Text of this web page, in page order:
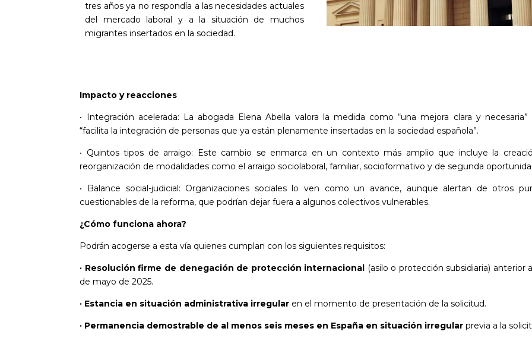
tres años ya no respondía a las necesidades actuales
del mercado laboral y a la situación de muchos
migrantes insertados en la sociedad.
Impacto y reacciones
• Integración acelerada: La abogada Elena Abella valora la medida como “una mejora clara y necesaria”
“facilita la integración de personas que ya están plenamente insertadas en la sociedad española”.
• Quintos tipos de arraigo: Este cambio se enmarca en un contexto más amplio que incluye la
reorganización de modalidades como el arraigo sociolaboral, familiar, socioformativo y de segunda
• Balance social-judicial: Organizaciones sociales lo ven como un avance, aunque alertan de otros
cuestionables de la reforma, que podrían dejar fuera a algunos colectivos vulnerables.
¿Cómo funciona ahora?
Podrán acogerse a esta vía quienes cumplan con los siguientes requisitos:
· Resolución firme de denegación de protección internacional (asilo o protección subsidiaria) anterior
de mayo de 2025.
· Estancia en situación administrativa irregular en el momento de presentación de la solicitud.
· Permanencia demostrable de al menos seis meses en España en situación irregular previa a la